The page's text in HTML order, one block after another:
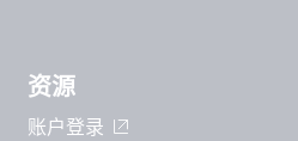
资源
账户登录